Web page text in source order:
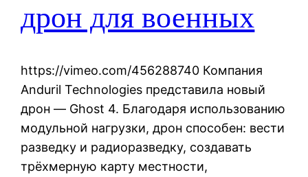
дрон для военных
https://vimeo.com/456288740 Компания
Anduril Technologies представила новый
дрон — Ghost 4. Благодаря использованию
модульной нагрузки, дрон способен: вести
разведку и радиоразведку, создавать
трёхмерную карту местности,